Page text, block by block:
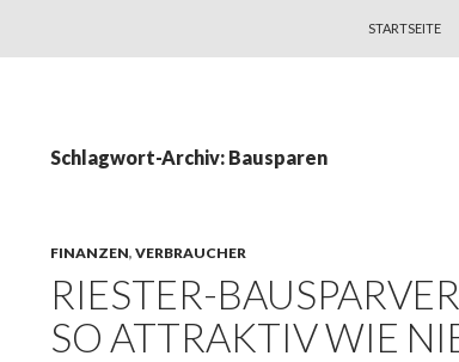
STARTSEITE
Schlagwort-Archiv: Bausparen
FINANZEN, VERBRAUCHER
RIESTER-
SO ATTRAKTIV WIE